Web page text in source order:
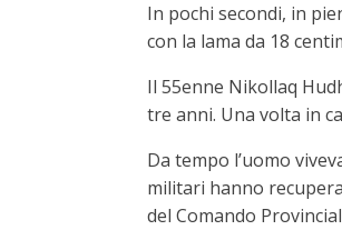
In pochi secondi, in
con la lama da 18
Il 55enne Nikollaq
tre anni. Una volta in
Da tempo l’uomo
militari hanno
del Comando